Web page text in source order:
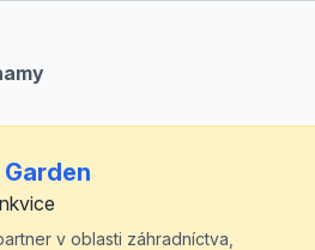
Garden
v oblasti záhradníctva,